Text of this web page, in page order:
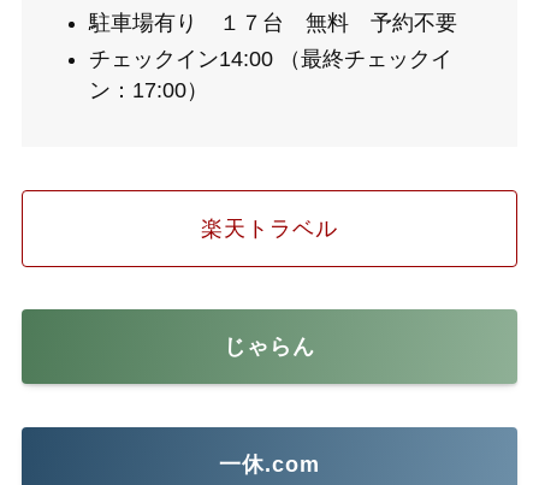
駐車場有り １７台 無料 予約不要
チェックイン14:00 （最終チェックイ
ン：17:00）
楽天トラベル
じゃらん
一休.com